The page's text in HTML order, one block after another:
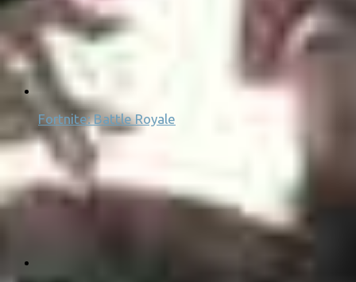
Fortnite: Battle Royale